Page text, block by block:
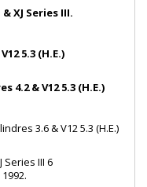
XJ Series III.
5.3 (H.E.)
4.2 & V12 5.3 (H.E.)
3.6 & V12 5.3 (H.E.)
Series III 6